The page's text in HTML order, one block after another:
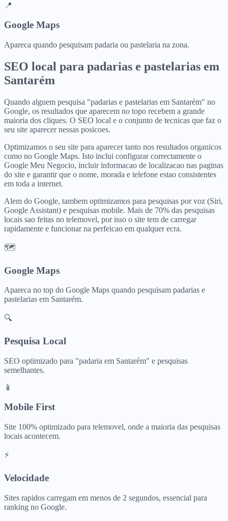
📍
Google Maps
Apareca quando pesquisam padaria ou pastelaria na zona.
SEO local para padarias e pastelarias em
Santarém
Quando alguem pesquisa "padarias e pastelarias em Santarém" no
Google, os resultados que aparecem no topo recebem a grande
maioria dos cliques. O SEO local e o conjunto de tecnicas que faz o
seu site aparecer nessas posicoes.
Optimizamos o seu site para aparecer tanto nos resultados organicos
como no Google Maps. Isto inclui configurar correctamente o
Google Meu Negocio, incluir informacao de localizacao nas paginas
do site e garantir que o nome, morada e telefone estao consistentes
em toda a internet.
Alem do Google, tambem optimizamos para pesquisas por voz (Siri,
Google Assistant) e pesquisas mobile. Mais de 70% das pesquisas
locais sao feitas no telemovel, por isso o site tem de carregar
rapidamente e funcionar na perfeicao em qualquer ecra.
🗺️
Google Maps
Apareca no top do Google Maps quando pesquisam padarias e
pastelarias em Santarém.
🔍
Pesquisa Local
SEO optimizado para "padaria em Santarém" e pesquisas
semelhantes.
📱
Mobile First
Site 100% optimizado para telemovel, onde a maioria das pesquisas
locais acontecem.
⚡
Velocidade
Sites rapidos carregam em menos de 2 segundos, essencial para
ranking no Google.